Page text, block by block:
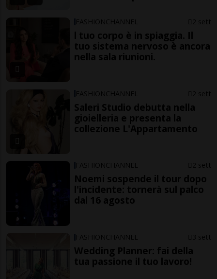
FASHIONCHANNEL 2 sett
l tuo corpo è in spiaggia. Il
tuo sistema nervoso è ancora
nella sala riunioni.
FASHIONCHANNEL 2 sett
Saleri Studio debutta nella
gioielleria e presenta la
collezione L'Appartamento
FASHIONCHANNEL 2 sett
Noemi sospende il tour dopo
l'incidente: tornerà sul palco
dal 16 agosto
FASHIONCHANNEL 3 sett
Wedding Planner: fai della
tua passione il tuo lavoro!